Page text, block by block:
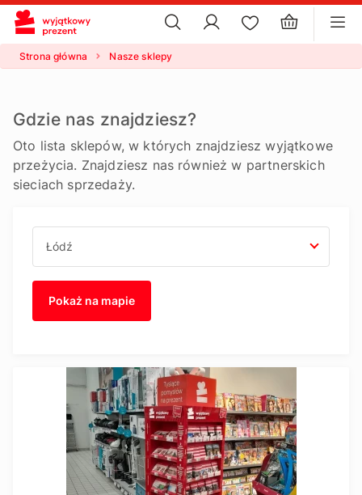
×
Strona główna Nasze sklepy
Gdzie nas znajdziesz?
Oto lista sklepów, w których znajdziesz wyjątkowe
przeżycia. Znajdziesz nas również w partnerskich
sieciach sprzedaży.
Pokaż na mapie
ustawienia plików cookie
×